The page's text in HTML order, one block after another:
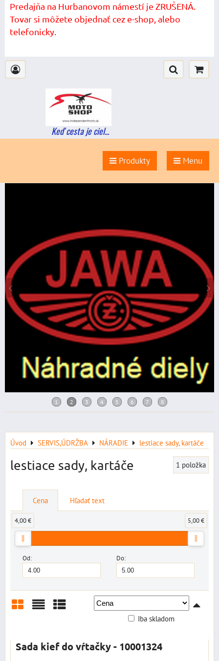
Predajňa na Hurbanovom námestí je ZRUŠENÁ.
Tovar si môžete objednať cez e-shop, alebo
telefonicky.
Keď cesta je ciel...
Produkty Menu
Úvod SERVIS,ÚDRŽBA NÁRADIE lestiace sady, kartáče
lestiace sady, kartáče 1 položka
Cena Hľadať text
Od: Do:
4,00 € 5,00 €
Iba skladom
Sada kief do vŕtačky - 10001324